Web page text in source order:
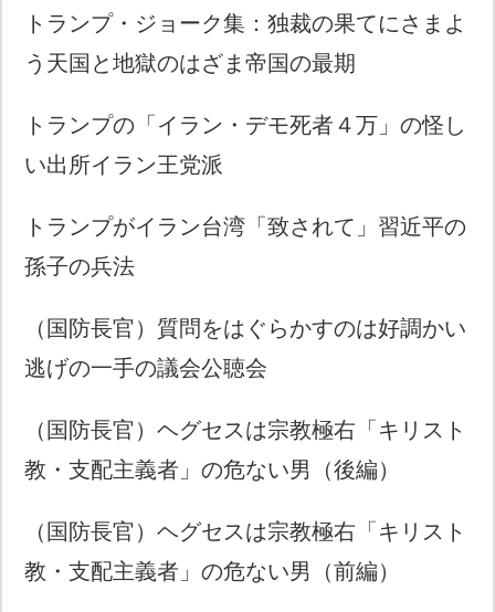
トランプ・ジョーク集：独裁の果てにさまよ
う天国と地獄のはざま帝国の最期
トランプの「イラン・デモ死者４万」の怪し
い出所イラン王党派
トランプがイラン台湾「致されて」習近平の
孫子の兵法
（国防長官）質問をはぐらかすのは好調かい
逃げの一手の議会公聴会
（国防長官）ヘグセスは宗教極右「キリスト
教・支配主義者」の危ない男（後編）
（国防長官）ヘグセスは宗教極右「キリスト
教・支配主義者」の危ない男（前編）